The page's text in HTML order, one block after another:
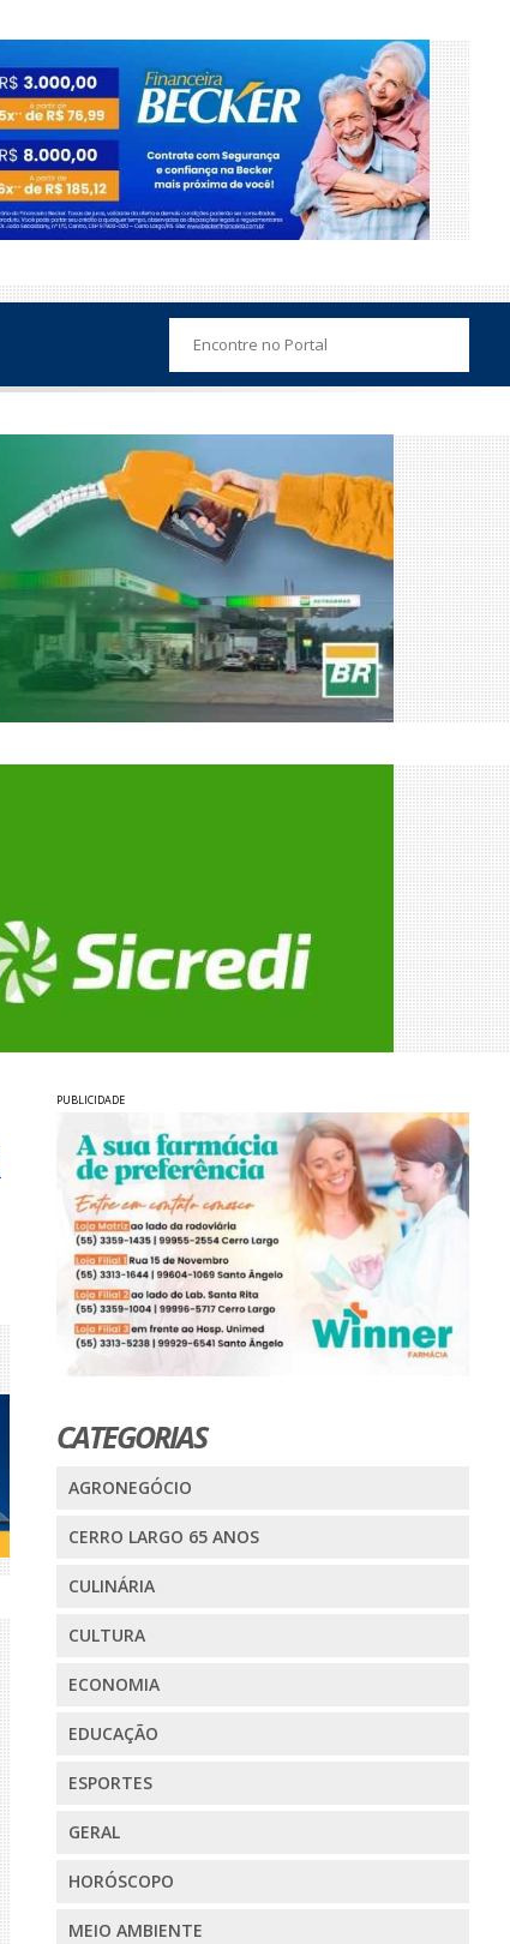
PUBLICIDADE
CATEGORIAS
AGRONEGÓCIO
CERRO LARGO 65 ANOS
CULINÁRIA
CULTURA
ECONOMIA
EDUCAÇÃO
ESPORTES
GERAL
HORÓSCOPO
MEIO AMBIENTE